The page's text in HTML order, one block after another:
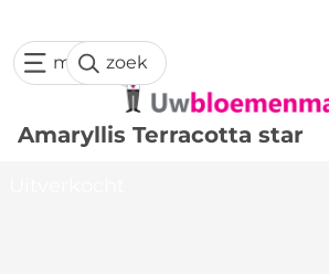
menuzoek
Amaryllis Terracotta star